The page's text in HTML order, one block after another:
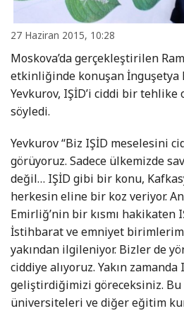
27 Haziran 2015, 10:28
Moskova’da gerçekleştirilen
etkinliğinde konuşan İnguşetya
Yevkurov, IŞİD’i ciddi bir
söyledi.
Yevkurov “Biz IŞİD meselesini
görüyoruz. Sadece ülkemizde
değil… IŞİD gibi bir konu,
herkesin eline bir koz veriyor.
Emirliğ’nin bir kısmı hakikaten
İstihbarat ve emniyet
yakından ilgileniyor. Bizler de
ciddiye alıyoruz. Yakın
geliştirdiğimizi göreceksiniz.
üniversiteleri ve diğer eğitim